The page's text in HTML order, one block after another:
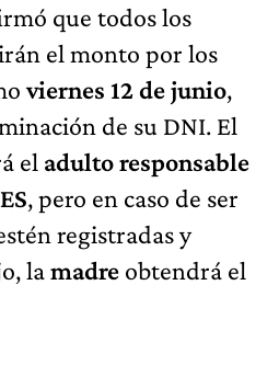
que todos los
el monto por los
viernes 12 de junio,
de su DNI. El
el adulto responsable
, pero en caso de ser
registradas y
lamadre obtendrá el